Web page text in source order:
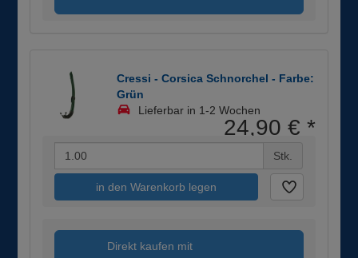
Cressi - Corsica Schnorchel - Farbe:
Grün
Lieferbar in 1-2 Wochen
24,90 € *
Stk.
in den Warenkorb legen
Direkt kaufen mit